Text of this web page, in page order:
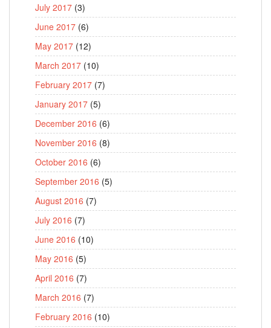
July 2017 (3)
June 2017 (6)
May 2017 (12)
March 2017 (10)
February 2017 (7)
January 2017 (5)
December 2016 (6)
November 2016 (8)
October 2016 (6)
September 2016 (5)
August 2016 (7)
July 2016 (7)
June 2016 (10)
May 2016 (5)
April 2016 (7)
March 2016 (7)
February 2016 (10)